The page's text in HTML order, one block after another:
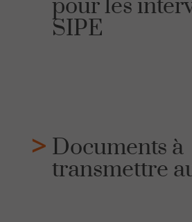
pour les
SIPE
Documents à
transmettre